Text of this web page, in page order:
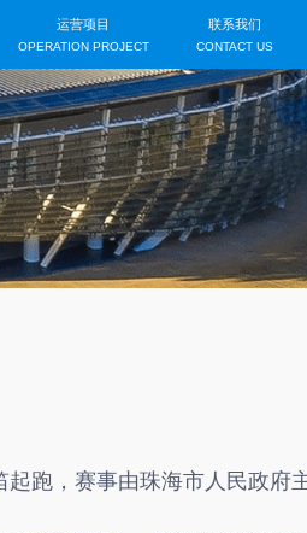
关于我们
ABOUT US
跑，赛事由珠海市人民政府